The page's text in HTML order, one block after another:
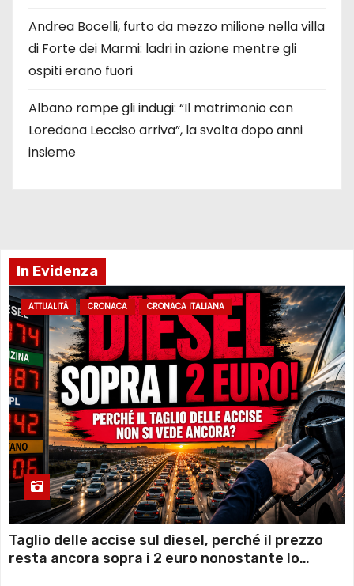
Andrea Bocelli, furto da mezzo milione nella villa
di Forte dei Marmi: ladri in azione mentre gli
ospiti erano fuori
Albano rompe gli indugi: “Il matrimonio con
Loredana Lecciso arriva”, la svolta dopo anni
insieme
In Evidenza
ATTUALITÀ CRONACA CRONACA ITALIANA
Taglio delle accise sul diesel, perché il prezzo
resta ancora sopra i 2 euro nonostante lo